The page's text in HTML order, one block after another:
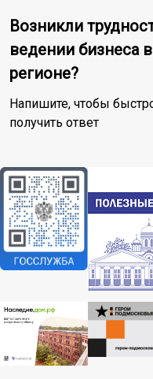
Возникли
ведении бизнеса в
регионе?
Напишите, чтобы
получить ответ